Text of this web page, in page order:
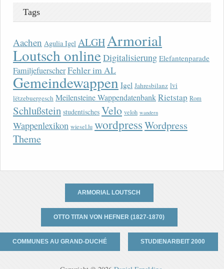
Tags
Aachen Agulia Igel ALGHArmorial
Loutsch onlineDigitalisierung Elefantenparade
FamiljefuerscherFehler im AL
Gemeindewappen Igel Jahresbilanz lvi
lëtzebuergesch Meilensteine WappendatenbankRietstap Rom
Schlußstein studentisches Velo veloh wandern
Wappenlexikon wiesel.lu wordpressWordpress
Theme
ARMORIAL LOUTSCH
OTTO TITAN VON HEFNER (1827-1870)
COMMUNES AU GRAND-DUCHÉ STUDIENARBEIT 2000